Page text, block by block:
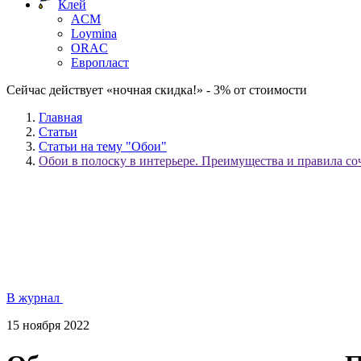
Клей
ACM
Loymina
ORAC
Европласт
Сейчас действует «ночная скидка!» - 3% от стоимости
Главная
Статьи
Статьи на тему "Обои"
Обои в полоску в интерьере. Преимущества и правила
В журнал
15 ноября 2022